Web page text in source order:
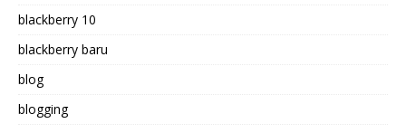
blackberry 10
blackberry baru
blog
blogging